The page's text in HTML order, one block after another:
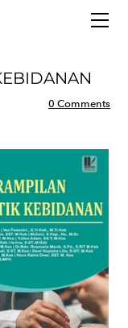
0 Comments